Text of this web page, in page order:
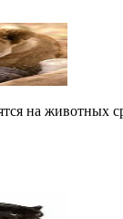
на животных